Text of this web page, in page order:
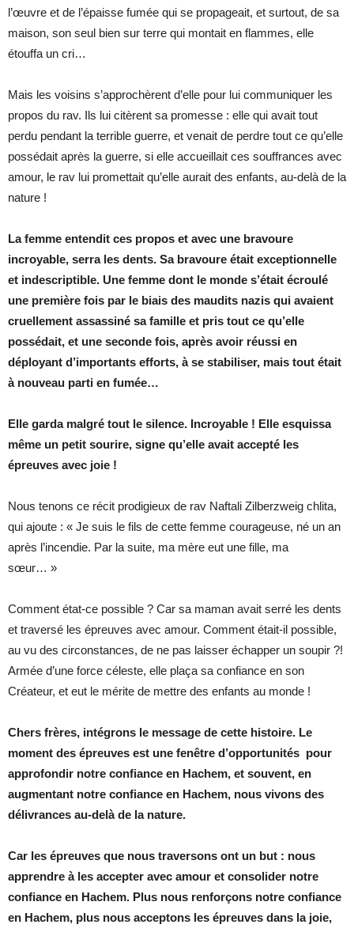
l’œuvre et de l’épaisse fumée qui se propageait, et surtout, de sa
maison, son seul bien sur terre qui montait en flammes, elle
étouffa un cri…
Mais les voisins s’approchèrent d’elle pour lui communiquer les
propos du rav. Ils lui citèrent sa promesse : elle qui avait tout
perdu pendant la terrible guerre, et venait de perdre tout ce qu’elle
possédait après la guerre, si elle accueillait ces souffrances avec
amour, le rav lui promettait qu’elle aurait des enfants, au-delà de la
nature !
La femme entendit ces propos et avec une bravoure
incroyable, serra les dents. Sa bravoure était exceptionnelle
et indescriptible. Une femme dont le monde s’était écroulé
une première fois par le biais des maudits nazis qui avaient
cruellement assassiné sa famille et pris tout ce qu’elle
possédait, et une seconde fois, après avoir réussi en
déployant d’importants efforts, à se stabiliser, mais tout était
à nouveau parti en fumée…
Elle garda malgré tout le silence. Incroyable ! Elle esquissa
même un petit sourire, signe qu’elle avait accepté les
épreuves avec joie !
Nous tenons ce récit prodigieux de rav Naftali Zilberzweig chlita,
qui ajoute : « Je suis le fils de cette femme courageuse, né un an
après l’incendie. Par la suite, ma mère eut une fille, ma
sœur… »
Comment état-ce possible ? Car sa maman avait serré les dents
et traversé les épreuves avec amour. Comment était-il possible,
au vu des circonstances, de ne pas laisser échapper un soupir ?!
Armée d’une force céleste, elle plaça sa confiance en son
Créateur, et eut le mérite de mettre des enfants au monde !
Chers frères, intégrons le message de cette histoire. Le
moment des épreuves est une fenêtre d’opportunités pour
approfondir notre confiance en Hachem, et souvent, en
augmentant notre confiance en Hachem, nous vivons des
délivrances au-delà de la nature.
Car les épreuves que nous traversons ont un but : nous
apprendre à les accepter avec amour et consolider notre
confiance en Hachem. Plus nous renforçons notre confiance
en Hachem, plus nous acceptons les épreuves dans la joie,